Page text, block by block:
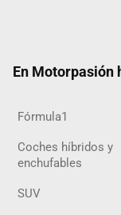
En Motorpasión
Fórmula1
Coches híbridos y
enchufables
SUV